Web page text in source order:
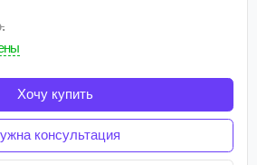
Хочу купить
консультация